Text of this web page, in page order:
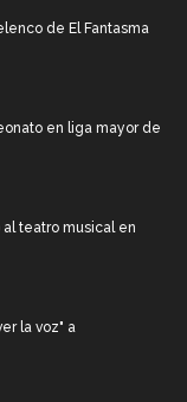
de El Fantasma
en liga mayor de
teatro musical en
la voz" a